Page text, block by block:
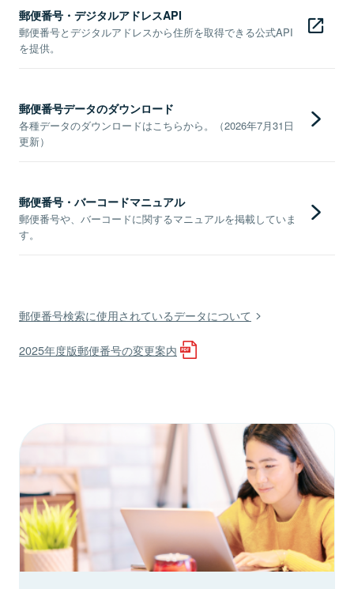
郵便番号・デジタルアドレスAPI
郵便番号とデジタルアドレスから住所を取得できる公式API
を提供。
郵便番号データのダウンロード
各種データのダウンロードはこちらから。（2026年7月31日
更新）
郵便番号・バーコードマニュアル
郵便番号や、バーコードに関するマニュアルを掲載していま
す。
郵便番号検索に使用されているデータについて
2025年度版郵便番号の変更案内